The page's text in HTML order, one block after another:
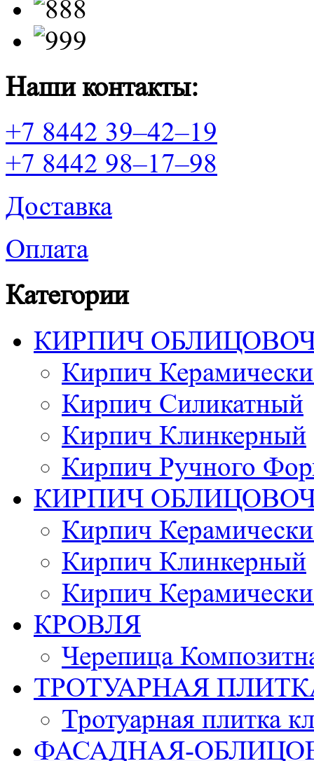
Наши контакты:
+7 8442 39–42–19
+7 8442 98–17–98
Доставка
Оплата
Категории
КИРПИЧ
Кирпич
Кирпич Силикатный
Кирпич Клинкерный
Кирпич Ручного
КИРПИЧ
Кирпич
Кирпич Клинкерный
Кирпич
КРОВЛЯ
Черепица
ТРОТУАРНАЯ
Тротуарная плитка
ФАСАДНАЯ-